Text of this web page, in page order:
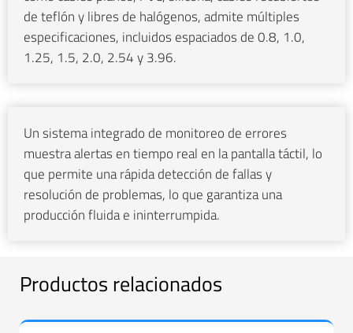
de teflón y libres de halógenos, admite múltiples
especificaciones, incluidos espaciados de 0.8, 1.0,
1.25, 1.5, 2.0, 2.54 y 3.96.
Un sistema integrado de monitoreo de errores
muestra alertas en tiempo real en la pantalla táctil, lo
que permite una rápida detección de fallas y
resolución de problemas, lo que garantiza una
producción fluida e ininterrumpida.
Productos relacionados